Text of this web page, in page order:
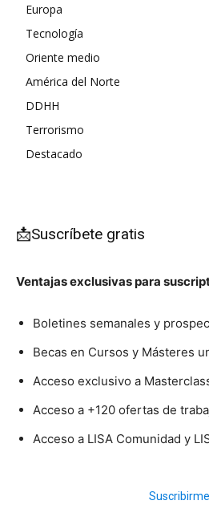
Europa
Tecnología
Oriente medio
América del Norte
DDHH
Terrorismo
Destacado
📩Suscríbete gratis
Ventajas exclusivas para
Boletines semanales y
Becas en Cursos y Másteres
Acceso exclusivo a
Acceso a +120 ofertas de
Acceso a LISA Comunidad y
Suscribirme